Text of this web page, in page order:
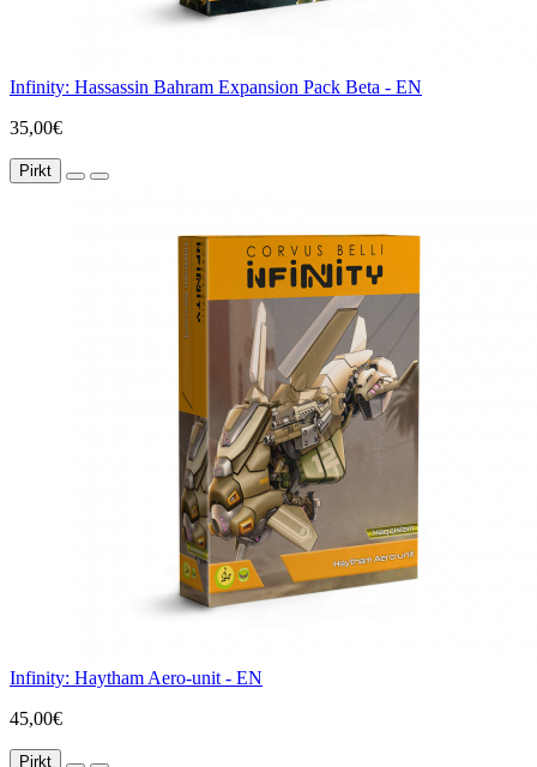
Infinity: Hassassin Bahram Expansion Pack Beta - EN
35,00€
Pirkt
Infinity: Haytham Aero-unit - EN
45,00€
Pirkt